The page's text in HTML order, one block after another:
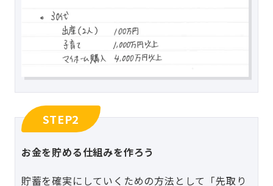
STEP2
お金を貯める仕組みを作ろう
貯蓄を確実にしていくための方法として「先取り